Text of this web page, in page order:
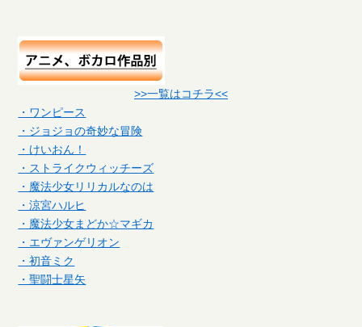
>>一覧はコチラ<<
・ワンピース
・ジョジョの奇妙な冒険
・けいおん！
・ストライクウィッチーズ
・魔法少女リリカルなのは
・涼宮ハルヒ
・魔法少女まどか☆マギカ
・エヴァンゲリオン
・初音ミク
・聖闘士星矢